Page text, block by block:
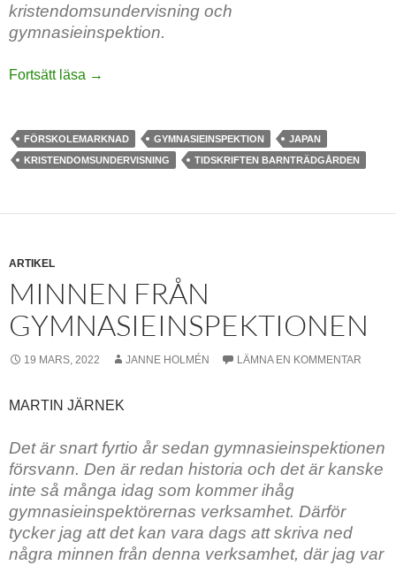
kristendomsundervisning och
gymnasieinspektion.
Fortsätt läsa Inledning
→
FÖRSKOLEMARKNAD GYMNASIEINSPEKTION
JAPAN
KRISTENDOMSUNDERVISNING
TIDSKRIFTEN BARNTRÄDGÅRDEN
ARTIKEL
MINNEN FRÅN
GYMNASIEINSPEKTIONEN
19 MARS, 2022 JANNE HOLMÉN LÄMNA EN KOMMENTAR
MARTIN JÄRNEK
Det är snart fyrtio år sedan gymnasieinspektionen
försvann. Den är redan historia och det är kanske
inte så många idag som kommer ihåg
gymnasieinspektörernas verksamhet. Därför
tycker jag att det kan vara dags att skriva ned
några minnen från denna verksamhet, där jag var